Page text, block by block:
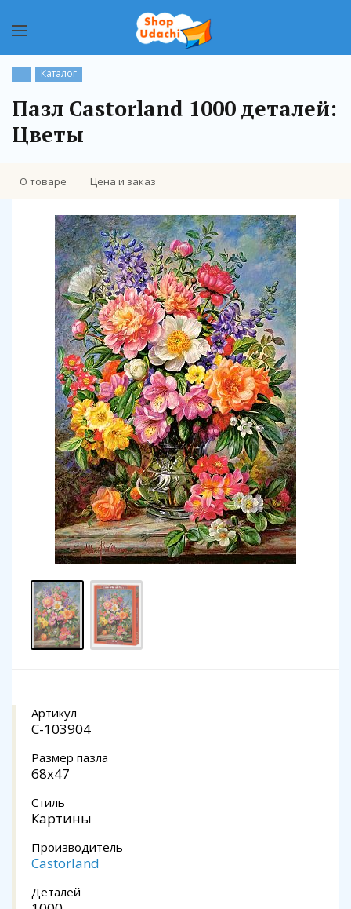
Каталог
Пазл Castorland 1000 деталей:
Цветы
О товаре Цена и заказ
Артикул
C-103904
Размер пазла
68x47
Стиль
Картины
Производитель
Castorland
Деталей